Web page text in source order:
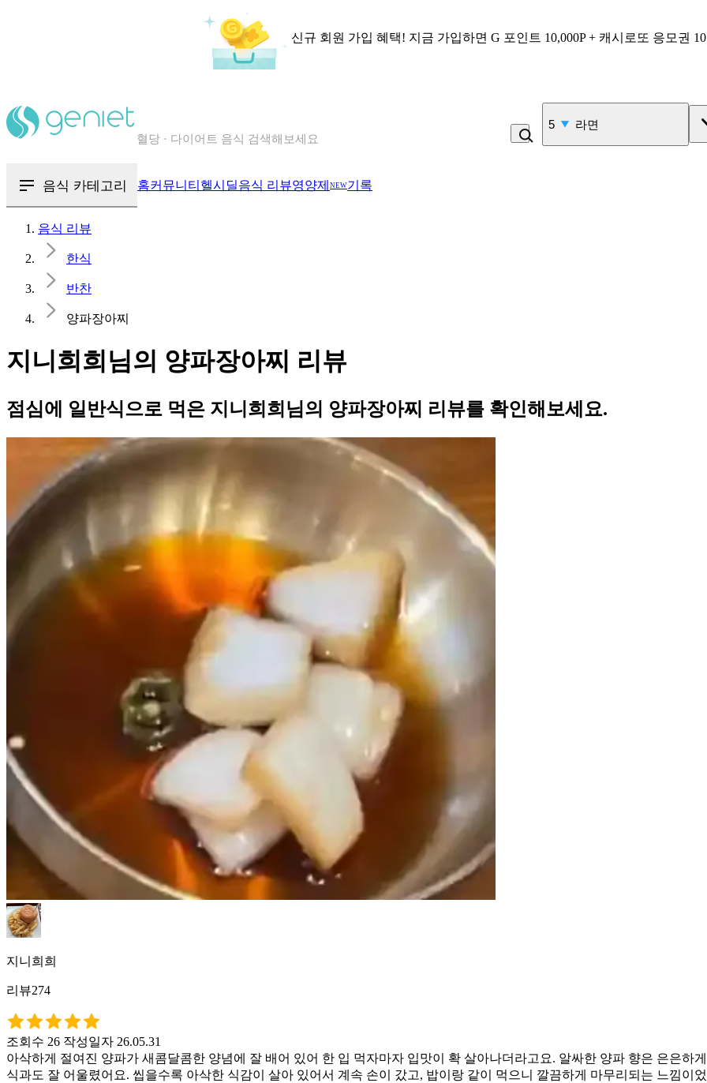
신규 회원 가입 혜택! 지금 가입하면 G 포인트 10,000P + 캐시로또 응모권
음식 · 영양제 리뷰를 찾아보세요
5 라면
음식 카테고리 홈커뮤니티 헬시딜음식 리뷰영양제 NEW기록
음식 리뷰
한식
반찬
양파장아찌
지니희희님의 양파장아찌 리뷰
점심에 일반식으로 먹은 지니희희님의 양파장아찌 리뷰를 확인해보세요.
지니희희
리뷰274
조회수 26 작성일자 26.05.31
아삭하게 절여진 양파가 새콤달콤한 양념에 잘 배어 있어 한 입 먹자마자 입맛이 확 살아나더라고요. 알싸한 양파 향은 은은하
식과도 잘 어울렸어요. 씹을수록 아삭한 식감이 살아 있어서 계속 손이 갔고, 밥이랑 같이 먹으니 깔끔하게 마무리되는 느낌이